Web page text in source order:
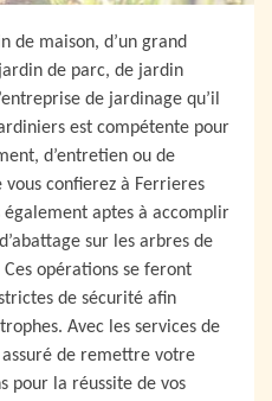
de maison, d’un grand
de parc, de jardin
de jardinage qu’il
est compétente pour
d’entretien ou de
confierez à Ferrieres
également aptes à accomplir
sur les arbres de
opérations se feront
de sécurité afin
Avec les services de
de remettre votre
pour la réussite de vos